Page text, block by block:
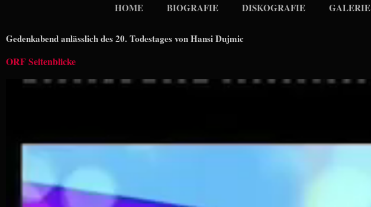
HOME BIOGRAFIE DISKOGRAFIE GALERIE
Gedenkabend anlässlich des 20. Todestages von Hansi Dujmic
ORF Seitenblicke